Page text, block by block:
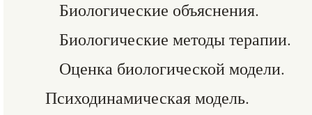
Биологические объяснения.
Биологические методы терапии.
Оценка биологической модели.
Психодинамическая модель.